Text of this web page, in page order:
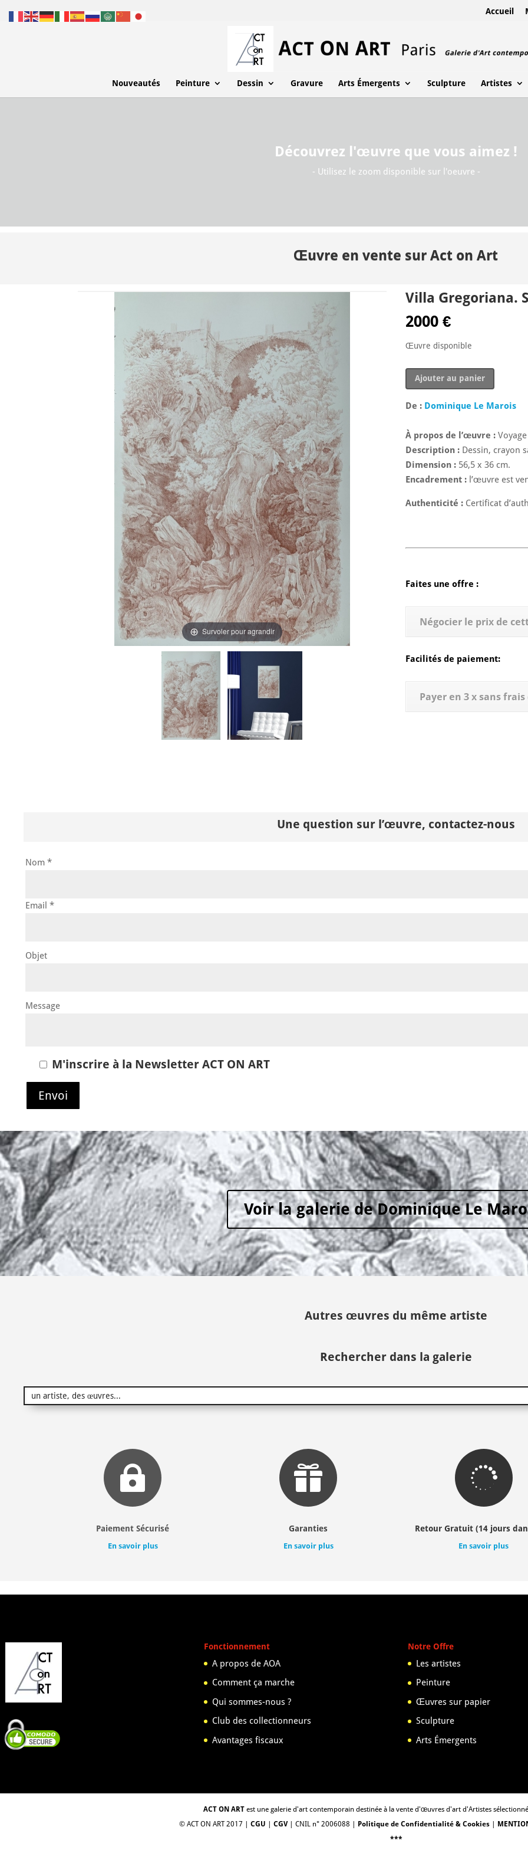
Accueil
Nouveautés Peinture Dessin Gravure Arts Émergents Sculpture Artistes
Découvrez l'œuvre que vous aimez !
- Utilisez le zoom disponible sur l'oeuvre -
Œuvre en vente sur Act on Art
Survoler pour agrandir
Villa Gregoriana.
2000€
Œuvre disponible
quantité
de
Gregoriana.
le
temple
de
Vesta.
Ajouter au panier
De : Dominique Le Marois
À propos de l’œuvre :
Description : Dessin, crayon
Dimension : 56,5 x 36 cm.
Encadrement : l’œuvre est
Authenticité : Certificat
Faites une offre :
Négocier le prix de
Facilités de paiement:
Payer en 3 x sans
Une question sur l’œuvre, contactez-nous
Nom *
Email *
Objet
Message
M'inscrire à la Newsletter ACT ON ART
Voir la galerie de Dominique Le
Autres œuvres du même artiste
Rechercher dans la galerie

Paiement Sécurisé
En savoir plus

Garanties
En savoir plus

Retour Gratuit (14 jours
En savoir plus
Fonctionnement
A propos de AOA
Comment ça marche
Qui sommes-nous ?
Club des collectionneurs
Avantages fiscaux
Notre Offre
Les artistes
Peinture
Œuvres sur papier
Sculpture
Arts Émergents
ACT ON ART est une galerie d'art contemporain destinée à la vente d'œuvres d'art d'Artistes
© ACT ON ART 2017 | CGU CGV| CNIL n° 2006088 | Politique de Confidentialité & Cookies|
***